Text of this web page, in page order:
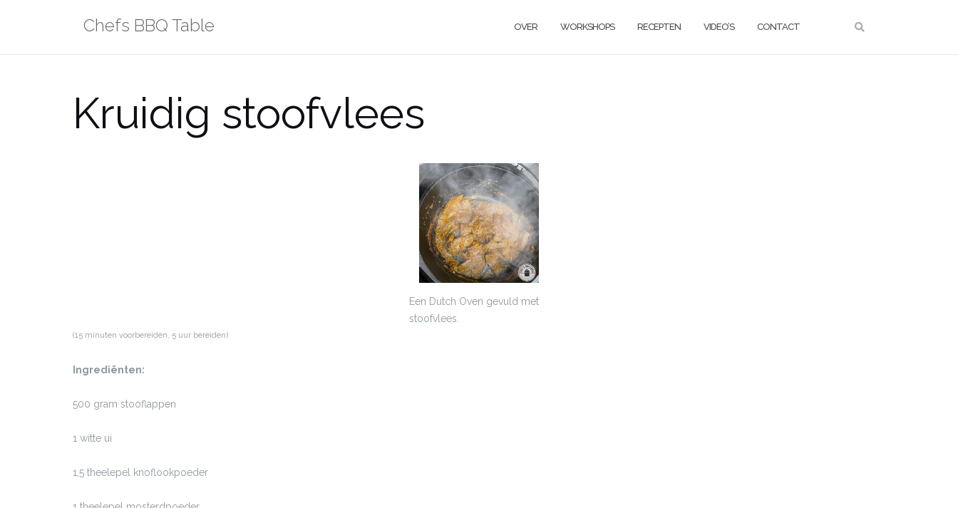
Chefs BBQ Table OVER WORKSHOPS RECEPTEN VIDEO’S CONTACT
Kruidig stoofvlees
Een Dutch Oven gevuld met
stoofvlees.
(15 minuten voorbereiden, 5 uur bereiden)
Ingrediënten:
500 gram stooflappen
1 witte ui
1,5 theelepel knoflookpoeder